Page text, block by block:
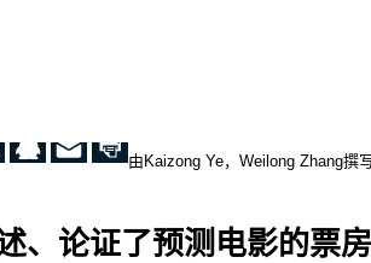
由Kaizong Ye，Weilong Zhang撰
、论证了预测电影的票